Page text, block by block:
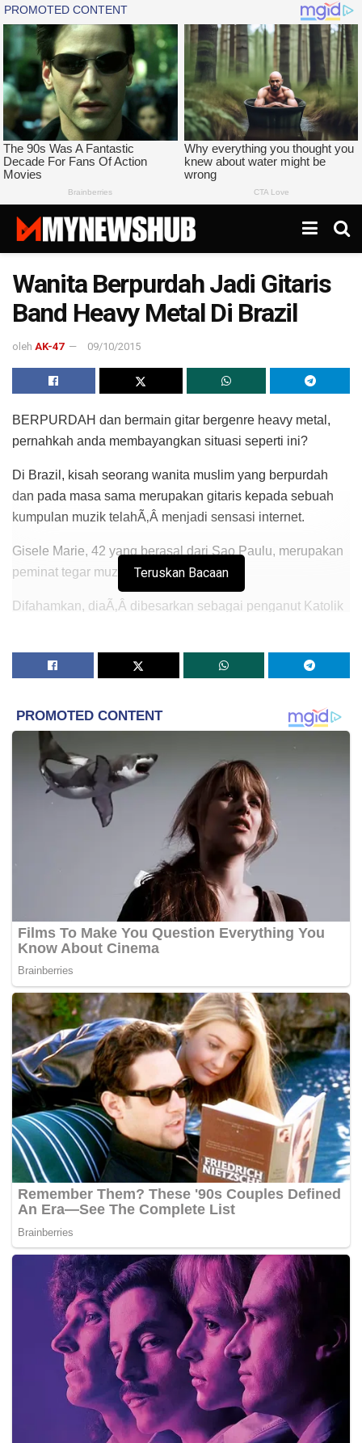
Wanita Berpurdah Jadi Gitaris
Band Heavy Metal Di Brazil
oleh AK-47 09/10/2015
BERPURDAH dan bermain gitar bergenre heavy metal,
pernahkah anda membayangkan situasi seperti ini?
Di Brazil, kisah seorang wanita muslim yang berpurdah
dan pada masa sama merupakan gitaris kepada sebuah
kumpulan muzik telahÃ‚Â menjadi sensasi internet.
Gisele Marie, 42 yang berasal dari Sao Paulu, merupakan
peminat tegar muzik heavy metal.
Difahamkan, diaÃ‚Â dibesarkan sebagai penganut Katolik
Menurut The Express Tribune, Gisele menyertai band
Spectrus bersama abangnya selama beberapa tahun
sebelum bersama sebuah band baru dan kini sedang
bertungkus-lumus menyiapkan sebuah album.
Menurutnya, ramai terkejut melihat seorang wanita Muslim
yang mengenakan purdah bermain dalam kumpulan heavy
metal, namun ada juga yang berasakan ia unik, menarik,
dan sangat ‘cool’.
“Saya tidak peduli pandangan orang ramai terhadap saya
hanya kerana saya memakai niqab, tetapi saya berharap
orang ramai memahami bahawa Islam adalahÃ‚Â agama
dan muzik profesion saya, dan sememangnya dua perkara
ini merupakan ciri-ciri peribadi saya.
“Fokus saya ialah pada muzik dan hakikat bahawa saya
seorang Islam tidak mempunyai pengaruh atau apa-apa
kaitan ke atas muzik yang saya mainkan,” katanya.
Tambah Gisele lagi, dia kini sedang melawan stereotaip
dan berharap lebih ramai melakukan perkara
sebegini.Ã‚Â – MYNEWSHUB.CC
Teruskan Bacaan